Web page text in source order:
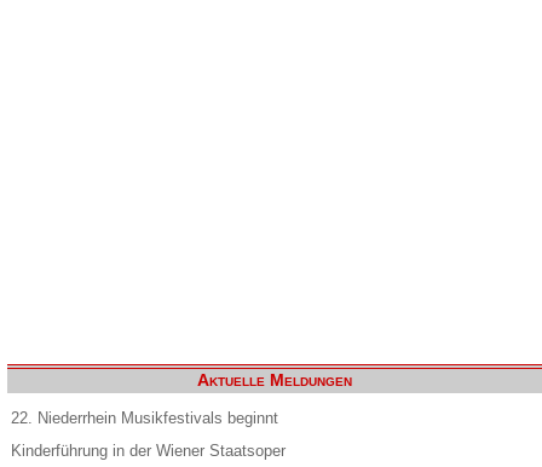
Aktuelle Meldungen
22. Niederrhein Musikfestivals beginnt
Kinderführung in der Wiener Staatsoper